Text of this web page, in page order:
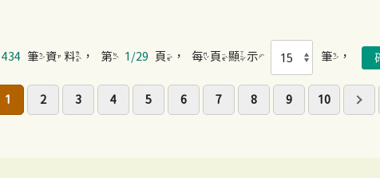
434 筆資料，第 1/29 頁，每頁顯示 筆，
1 2 3 4 5 6 7 8 9 10